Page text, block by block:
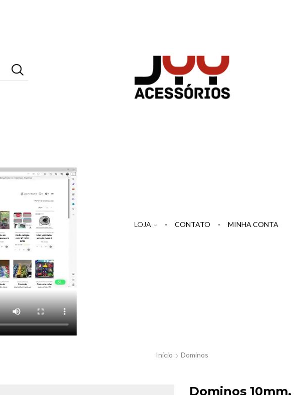
LOJA CONTATO MINHA CONTA
Início Dominos
Dominos 10mm.